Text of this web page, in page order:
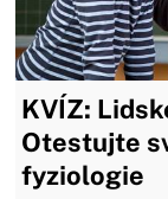
KVÍZ:
Otestujte
fyziologie